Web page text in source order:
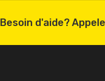
Besoin d'aide?